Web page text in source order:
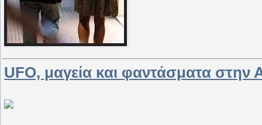
UFO, μαγεία και φαντάσματα στην